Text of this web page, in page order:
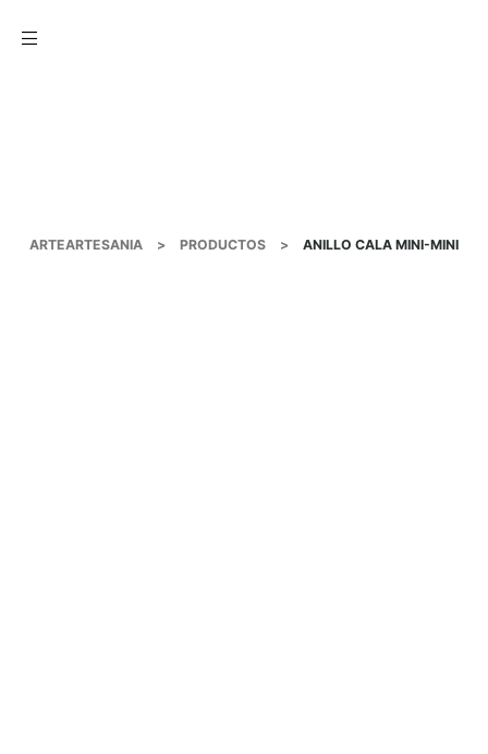
ARTEARTESANIA > PRODUCTOS > ANILLO CALA MINI-MINI